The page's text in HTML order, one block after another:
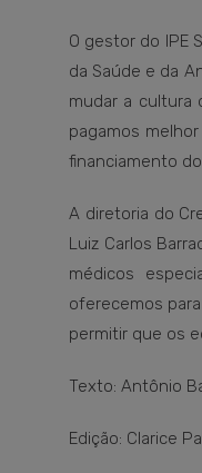
O gestor do IPE
da Saúde e da
mudar a cultura
pagamos
financiamento
A diretoria do
Luiz Carlos
médicos
oferecemos
permitir que os
Texto: Antônio
Edição: Clarice